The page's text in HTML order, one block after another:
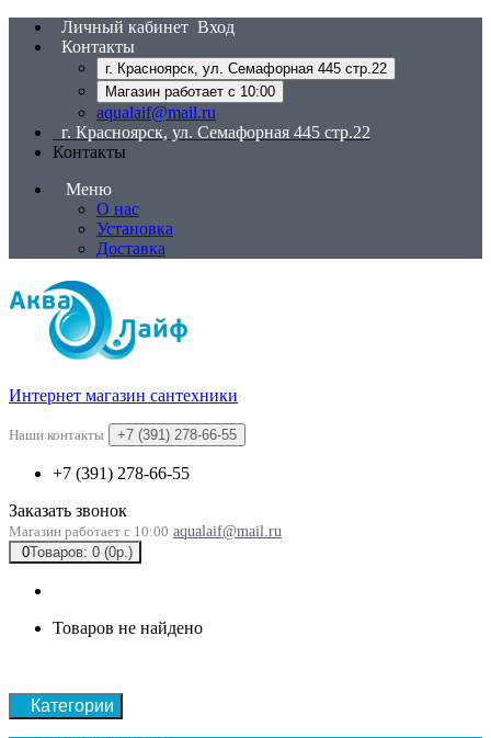
Личный кабинет Вход
Контакты
г. Красноярск, ул. Семафорная 445 стр.22
Магазин работает с 10:00
aqualaif@mail.ru
г. Красноярск, ул. Семафорная 445 стр.22
Контакты
Меню
О нас
Установка
Доставка
Интернет магазин сантехники
Наши контакты +7 (391) 278-66-55
+7 (391) 278-66-55
Заказать звонок
Магазин работает с 10:00 aqualaif@mail.ru
0Товаров: 0 (0р.)
Товаров не найдено
Категории